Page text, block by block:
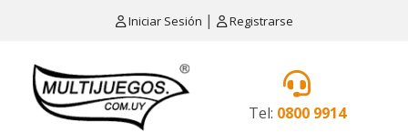
Iniciar Sesión | Registrarse
Tel: 0800 9914
MENÚ